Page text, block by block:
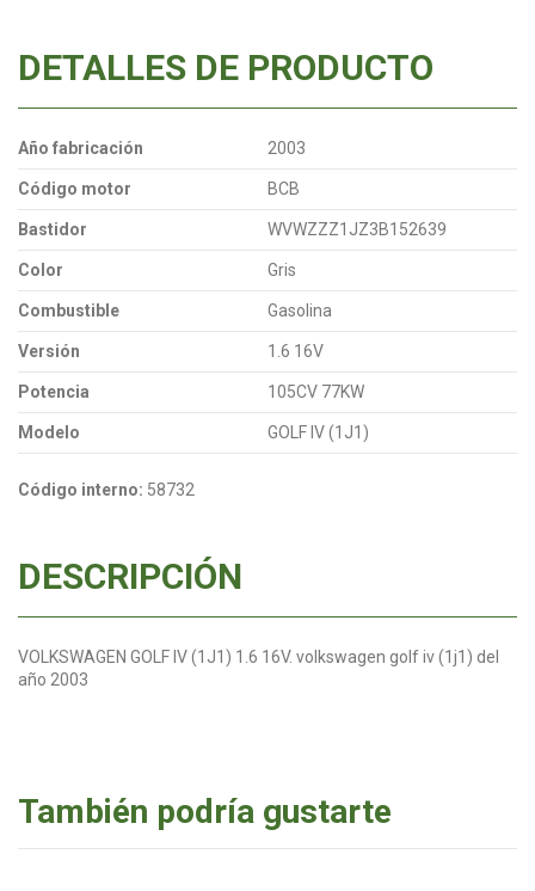
DETALLES DE PRODUCTO
Año fabricación 2003
Código motor BCB
Bastidor WVWZZZ1JZ3B152639
Color Gris
Combustible Gasolina
Versión 1.6 16V
Potencia 105CV 77KW
Modelo GOLF IV (1J1)
Código interno: 58732
DESCRIPCIÓN
VOLKSWAGEN GOLF IV (1J1) 1.6 16V. volkswagen golf iv (1j1) del
año 2003
También podría gustarte